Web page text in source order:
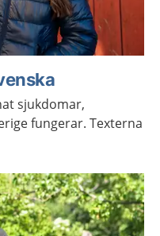
sjukdomar,
fungerar. Texterna